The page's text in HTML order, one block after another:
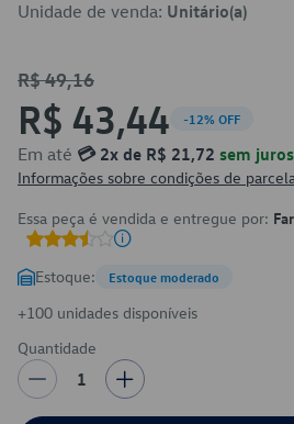
Unidade de venda: Unitário(a)
R$ 49,16
R$ 43,44 -12% OFF
Em até 💳 2x de R$ 21,72 sem juros
Informações sobre condições de
Essa peça é vendida e entregue por:
Estoque: Estoque moderado
+100 unidades disponíveis
Quantidade
1